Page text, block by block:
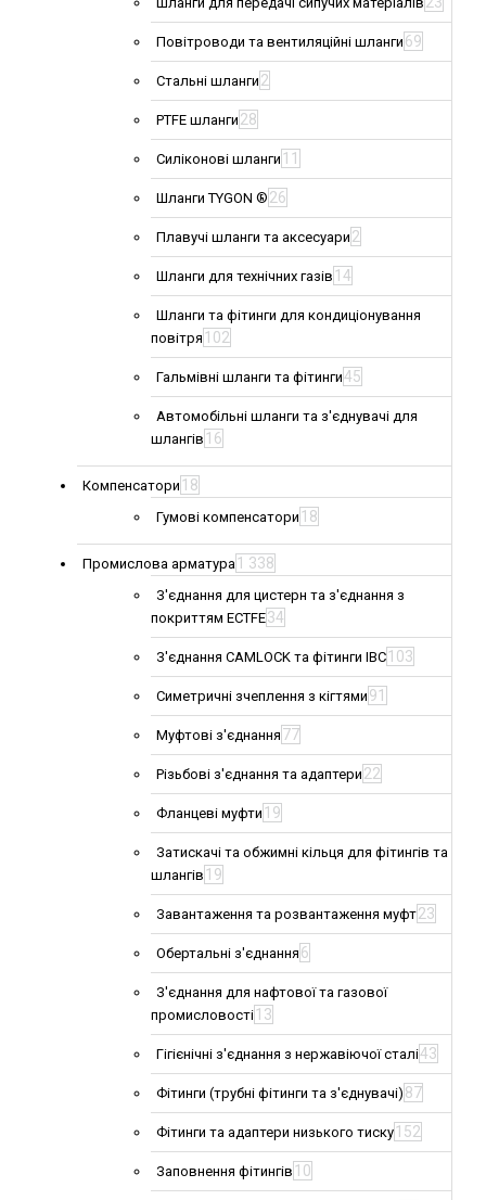
Повітроводи та вентиляційні шланги 69
Стальні шланги 2
PTFE шланги 28
Силіконові шланги 11
Шланги TYGON ® 26
Плавучі шланги та аксесуари 2
Шланги для технічних газів 14
Шланги та фітинги для кондиціонування
повітря 102
Гальмівні шланги та фітинги45
Автомобільні шланги та з'єднувачі для
шлангів 16
Компенсатори 18
Гумові компенсатори 18
Промислова арматура 1 338
З'єднання для цистерн та з'єднання з
покриттям ECTFE34
З'єднання CAMLOCK та фітинги IBC 103
Симетричні зчеплення з кігтями 91
Муфтові з'єднання 77
Різьбові з'єднання та адаптери 22
Фланцеві муфти 19
Затискачі та обжимні кільця для фітингів та
шлангів 19
Завантаження та розвантаження муфт23
Обертальні з'єднання 6
З'єднання для нафтової та газової
промисловості 13
Гігієнічні з'єднання з нержавіючої сталі43
Фітинги (трубні фітинги та з'єднувачі) 87
Фітинги та адаптери низького тиску 152
Заповнення фітингів 10